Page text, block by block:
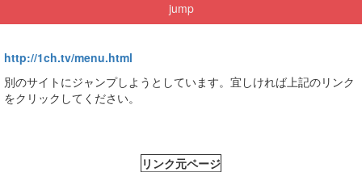
jump
http://1ch.tv/menu.html
別のサイトにジャンプしようとしています。宜しければ上記のリンク
をクリックしてください。
リンク元ページ